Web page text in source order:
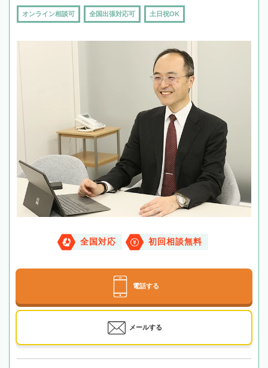
オンライン相談可 全国出張対応可 土日祝OK
全国対応 初回相談無料
電話する
メールする